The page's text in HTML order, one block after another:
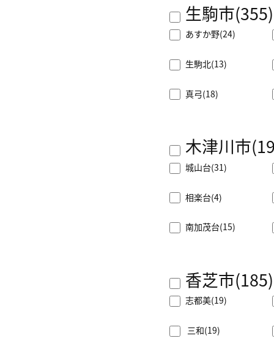
生駒市(355)
あすか野(24)
生駒北(13)
真弓(18)
木津川市
城山台(31)
相楽台(4)
南加茂台(15)
香芝市(185)
志都美(19)
三和(19)